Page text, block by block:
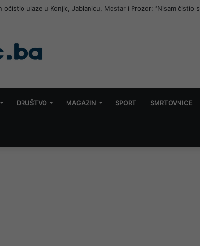
/ Borba s vatrenom stihijom kod Konjica: Pogledajte kako izgleda
DRUŠTVO MAGAZIN SPORT SMRTOVNICE